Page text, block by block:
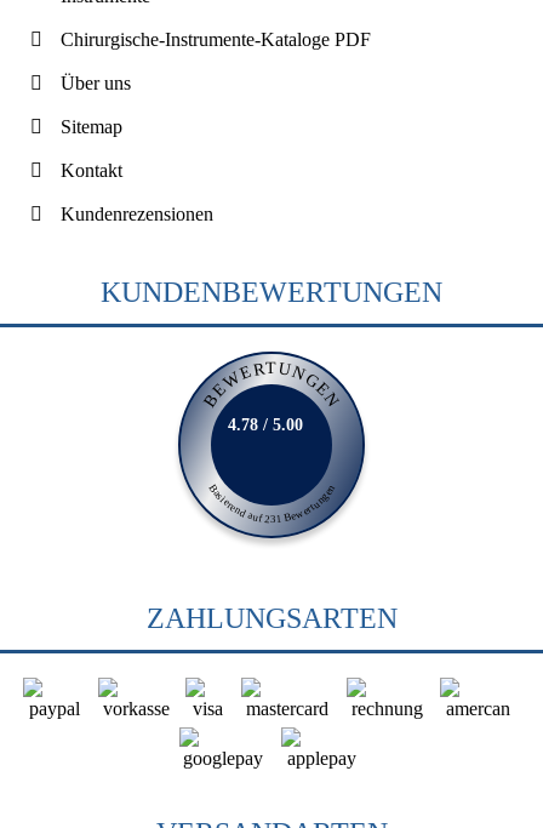
Chirurgische-Instrumente-Kataloge PDF
Über uns
Sitemap
Kontakt
Kundenrezensionen
KUNDENBEWERTUNGEN
BEWERTUNGEN
Basierend auf 231 Bewertungen
4.78 / 5.00
ZAHLUNGSARTEN